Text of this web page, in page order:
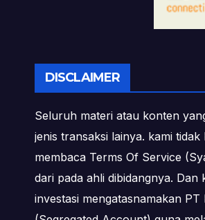
DISCLAIMER
Seluruh materi atau konten
jenis transaksi lainya. kami
membaca Terms Of Service
dari pada ahli dibidangnya.
investasi mengatasnamakan